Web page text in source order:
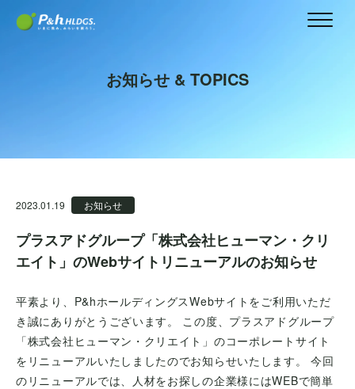
お知らせ & TOPICS
2023.01.19 お知らせ
プラスアドグループ「株式会社ヒューマン・クリ
エイト」のWebサイトリニューアルのお知らせ
平素より、P&hホールディングスWebサイトをご利用いただ
き誠にありがとうございます。 この度、プラスアドグループ
「株式会社ヒューマン・クリエイト」のコーポレートサイト
をリニューアルいたしましたのでお知らせいたします。 今回
のリニューアルでは、人材をお探しの企業様にはWEBで簡単